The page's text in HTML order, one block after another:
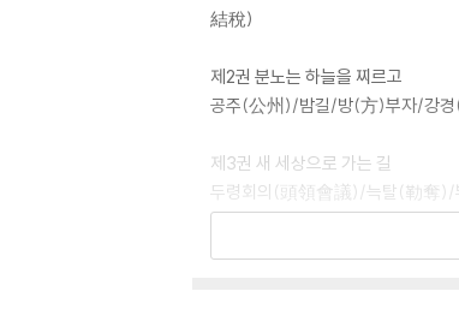
結稅)
제2권 분노는 하늘을 찌르고
공주(公州)/밤길/방(方)부자/강
제3권 새 세상으로 가는 길
두령회의(頭領會議)/늑탈(勒奪)/
오순녀(吳順女)